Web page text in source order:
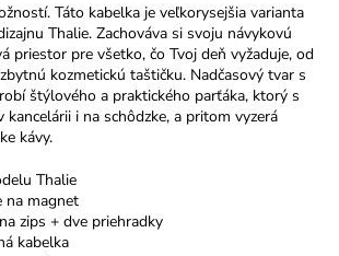
Táto kabelka je veľkorysejšia varianta
Thalie. Zachováva si svoju návykovú
priestor pre všetko, čo Tvoj deň vyžaduje, od
kozmetickú taštičku. Nadčasový tvar s
štýlového a praktického parťáka, ktorý s
kancelárii i na schôdzke, a pritom vyzerá
kávy.
Thalie
na magnet
zips + dve priehradky
kabelka